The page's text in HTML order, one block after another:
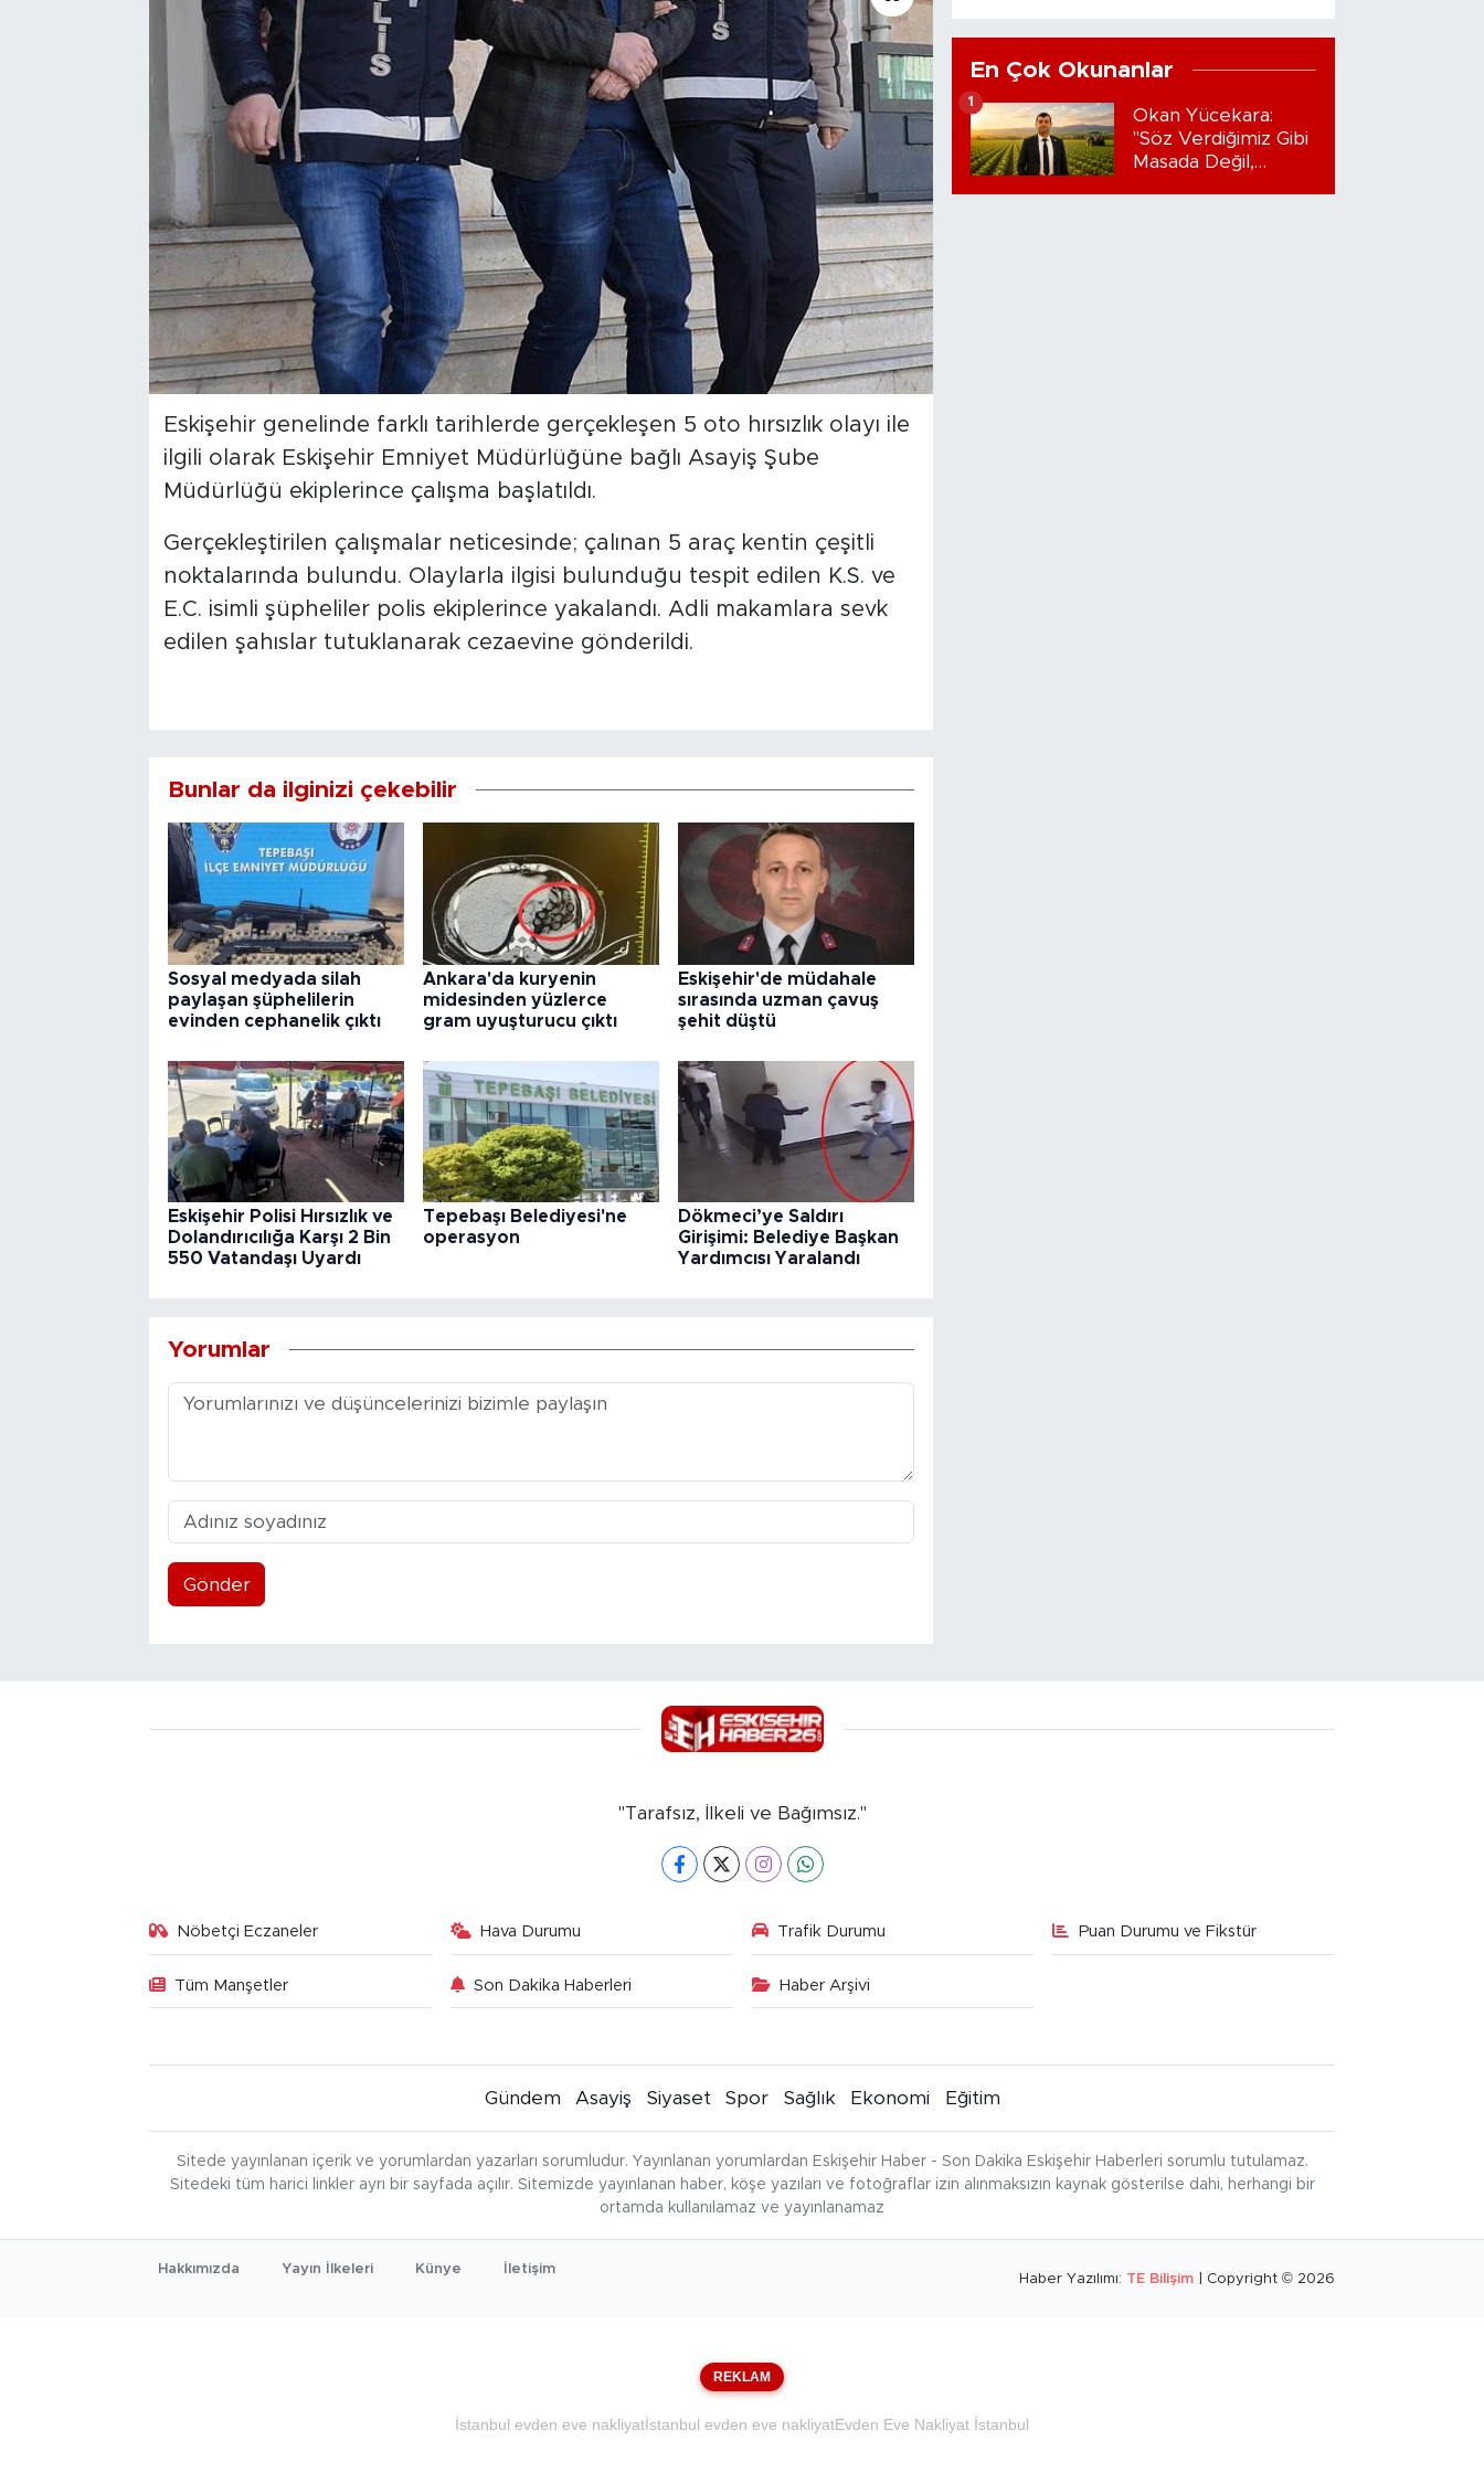
Eskişehir genelinde farklı tarihlerde gerçekleşen 5 oto hırsızlık olayı ile
ilgili olarak Eskişehir Emniyet Müdürlüğüne bağlı Asayiş Şube
Müdürlüğü ekiplerince çalışma başlatıldı.
Gerçekleştirilen çalışmalar neticesinde; çalınan 5 araç kentin çeşitli
noktalarında bulundu. Olaylarla ilgisi bulunduğu tespit edilen K.S. ve
E.C. isimli şüpheliler polis ekiplerince yakalandı. Adli makamlara sevk
edilen şahıslar tutuklanarak cezaevine gönderildi.
Bunlar da ilginizi çekebilir
Sosyal medyada silah
paylaşan şüphelilerin
evinden cephanelik çıktı
Ankara'da kuryenin
midesinden yüzlerce
gram uyuşturucu çıktı
Eskişehir'de müdahale
sırasında uzman çavuş
şehit düştü
Eskişehir Polisi Hırsızlık ve
Dolandırıcılığa Karşı 2 Bin
550 Vatandaşı Uyardı
Tepebaşı Belediyesi'ne
operasyon
Dökmeci’ye Saldırı
Girişimi: Belediye Başkan
Yardımcısı Yaralandı
Yorumlar
Gönder
En Çok Okunanlar
Okan Yücekara:
"Söz Verdiğimiz Gibi
Masada Değil,
1
"Tarafsız, İlkeli ve Bağımsız."
Nöbetçi Eczaneler Hava Durumu Trafik Durumu Puan Durumu ve Fikstür
Tüm Manşetler Son Dakika Haberleri Haber Arşivi
Gündem Asayiş Siyaset Spor Sağlık Ekonomi Eğitim
Sitede yayınlanan içerik ve yorumlardan yazarları sorumludur. Yayınlanan yorumlardan Eskişehir Haber - Son Dakika Eskişehir Haberleri sorumlu tutulamaz.
Sitedeki tüm harici linkler ayrı bir sayfada açılır. Sitemizde yayınlanan haber, köşe yazıları ve fotoğraflar izin alınmaksızın kaynak gösterilse dahi, herhangi bir
ortamda kullanılamaz ve yayınlanamaz
Hakkımızda Yayın İlkeleri Künye İletişim
Haber Yazılımı: TE Bilişim | Copyright © 2026
REKLAM
İstanbul evden eve nakliyatİstanbul evden eve nakliyatEvden Eve Nakliyat İstanbul